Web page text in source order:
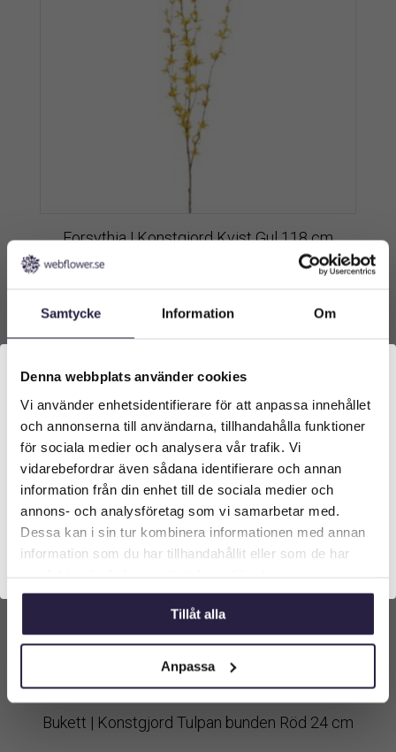
Samtycke Information Om
Denna webbplats använder cookies
Vi använder enhetsidentifierare för att anpassa innehållet
och annonserna till användarna, tillhandahålla funktioner
för sociala medier och analysera vår trafik. Vi
vidarebefordrar även sådana identifierare och annan
information från din enhet till de sociala medier och
annons- och analysföretag som vi samarbetar med.
Dessa kan i sin tur kombinera informationen med annan
information som du har tillhandahållit eller som de har
Tillåt alla
Anpassa
Forsythia | Konstgjord Kvist Gul 118 cm
Bukett | Konstgjord Tulpan bunden Röd 24 cm
Välkommen till Webflower
Vilken typ av kund är du? Du kan alltid justera ditt val
längst upp på sidan.
Företagskund (exkl. moms)
Privatkund (inkl. moms)